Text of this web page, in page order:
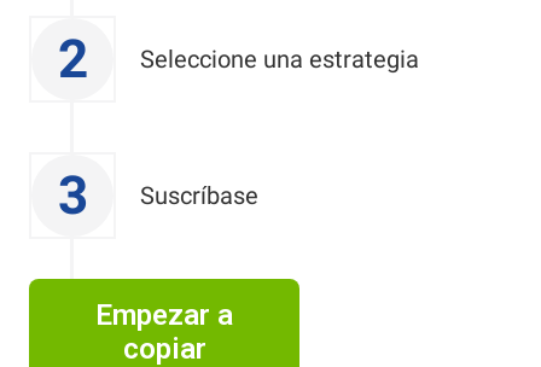
2
3
Empezar a
copiar
Seleccione una estrategia
Suscríbase